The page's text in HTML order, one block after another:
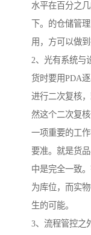
水平在百分之
下。的仓储管
用，方可以做
2、光有系统与
货时要用PDA
进行二次复核
然这个二次复
一项重要的工
要准。就是货
中是完全一致
为库位，而实
生的可能。
3、流程管控之